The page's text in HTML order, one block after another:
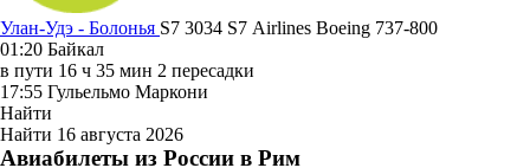
Улан-Удэ - Болонья S7 3034 S7 Airlines Boeing 737-800
01:20 Байкал
в пути 16 ч 35 мин 2 пересадки
17:55 Гульельмо Маркони
Найти
Найти 16 августа 2026
Авиабилеты из России в Рим